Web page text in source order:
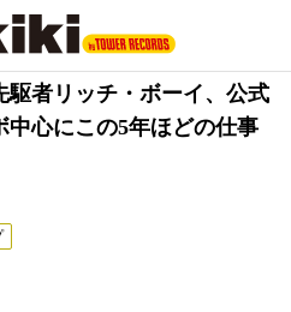
駆者リッチ・ボーイ、公式
中心にこの5年ほどの仕事